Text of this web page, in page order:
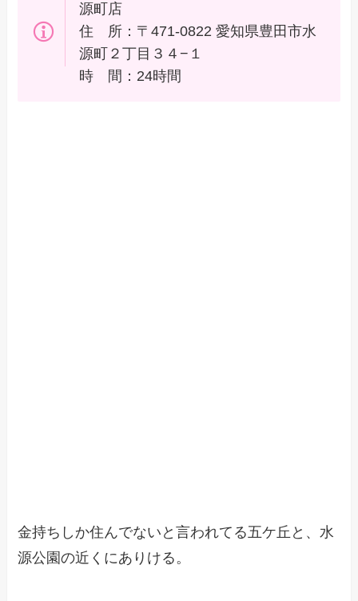
源町店
住 所：〒471-0822 愛知県豊田市水
源町２丁目３４−１
時 間：24時間
金持ちしか住んでないと言われてる五ケ丘と、水
源公園の近くにありける。